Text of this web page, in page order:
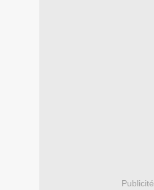
Publicité